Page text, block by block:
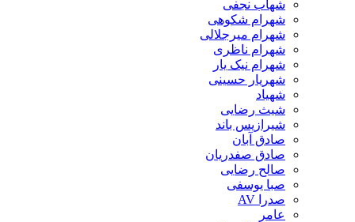
شهاب نجفی
شهرام شکوهی
شهرام میرجلالی
شهرام ناظری
شهرام نیک یار
شهریار حسینی
شیث رضایی
شیرازیس باند
صادق آبان
صادق صفدریان
صالح رضایی
صبا یوسفی